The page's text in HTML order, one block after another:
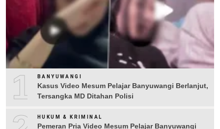
1 BANYUWANGI
Kasus Video Mesum Pelajar Banyuwangi Berlanjut,
Tersangka MD Ditahan Polisi
HUKUM & KRIMINAL
Pemeran Pria Video Mesum Pelajar Banyuwangi